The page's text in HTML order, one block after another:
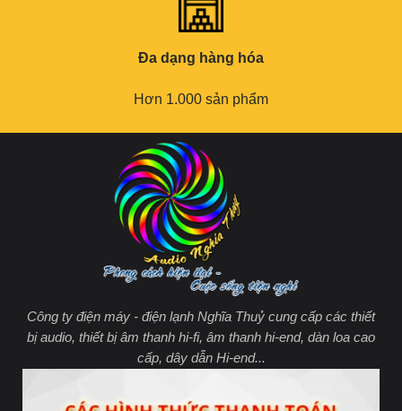
Đa dạng hàng hóa
Hơn 1.000 sản phẩm
Công ty điện máy - điện lạnh Nghĩa Thuỷ cung cấp các thiết
bị audio, thiết bị âm thanh hi-fi, âm thanh hi-end, dàn loa cao
cấp, dây dẫn Hi-end...